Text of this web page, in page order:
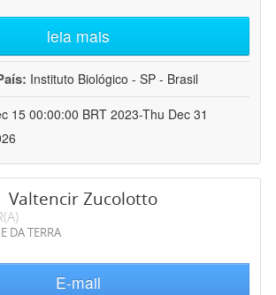
leia mais
Instituto Biológico - SP - Brasil
15 00:00:00 BRT 2023-Thu Dec 31
Valtencir Zucolotto
DA TERRA
E-mail